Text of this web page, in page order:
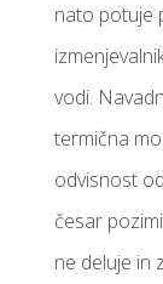
nato potuje
vodi.
termična
odvisnost
česar
ne deluje in